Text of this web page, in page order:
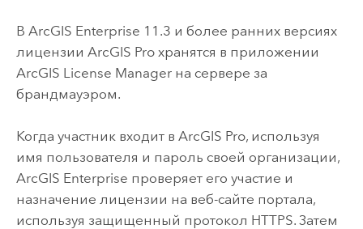
В ArcGIS Enterprise 11.3 и более ранних версиях
лицензии ArcGIS Proхранятся в приложении
ArcGIS License Managerна сервере за
брандмауэром.
Когда участник входит в ArcGIS Pro, используя
имя пользователя и пароль своей организации,
ArcGIS Enterprise проверяет его участие и
назначение лицензии на веб-сайте портала,
используя защищенный протокол HTTPS. Затем